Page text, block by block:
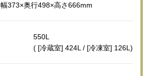
幅373×奥行498×高さ666mm
550L
( [冷蔵室] 424L / [冷凍室] 126L)